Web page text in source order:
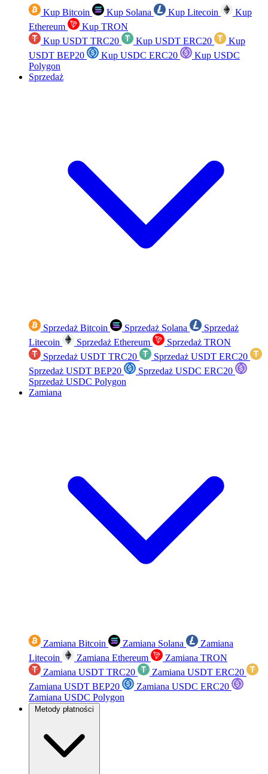
Kup Bitcoin Kup Solana Kup Litecoin
Kup
Ethereum
Kup TRON
Kup USDT TRC20
Kup USDT ERC20
Kup
USDT BEP20
Kup USDC ERC20
Kup USDC
Polygon
Sprzedaż
Sprzedaż Bitcoin Sprzedaż Solana
Sprzedaż
Litecoin
Sprzedaż Ethereum
Sprzedaż TRON
Sprzedaż USDT TRC20
Sprzedaż USDT ERC20
Sprzedaż USDT BEP20
Sprzedaż USDC ERC20
Sprzedaż USDC Polygon
Zamiana
Zamiana Bitcoin Zamiana Solana
Zamiana
Litecoin
Zamiana Ethereum
Zamiana TRON
Zamiana USDT TRC20
Zamiana USDT ERC20
Zamiana USDT BEP20
Zamiana USDC ERC20
Zamiana USDC Polygon
Metody płatności